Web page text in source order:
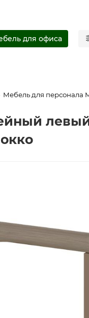
для офиса
Мебель для персонала